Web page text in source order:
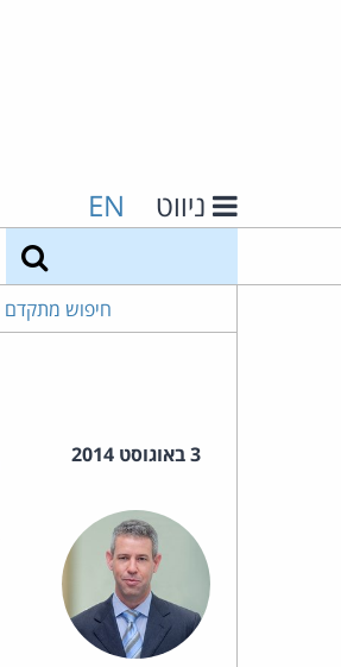
ניווט EN
חיפוש מתקדם
3 באוגוסט 2014